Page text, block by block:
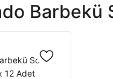
Barbekü
Sos
12 Adet